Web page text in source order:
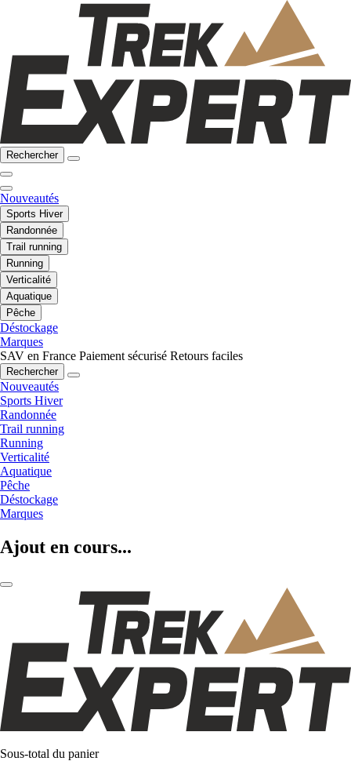
Rechercher
Nouveautés
Sports Hiver
Randonnée
Trail running
Running
Verticalité
Aquatique
Pêche
Déstockage
Marques
SAV en France Paiement sécurisé Retours faciles
Rechercher
Nouveautés
Sports Hiver
Randonnée
Trail running
Running
Verticalité
Aquatique
Pêche
Déstockage
Marques
Ajout en cours...
Sous-total du panier